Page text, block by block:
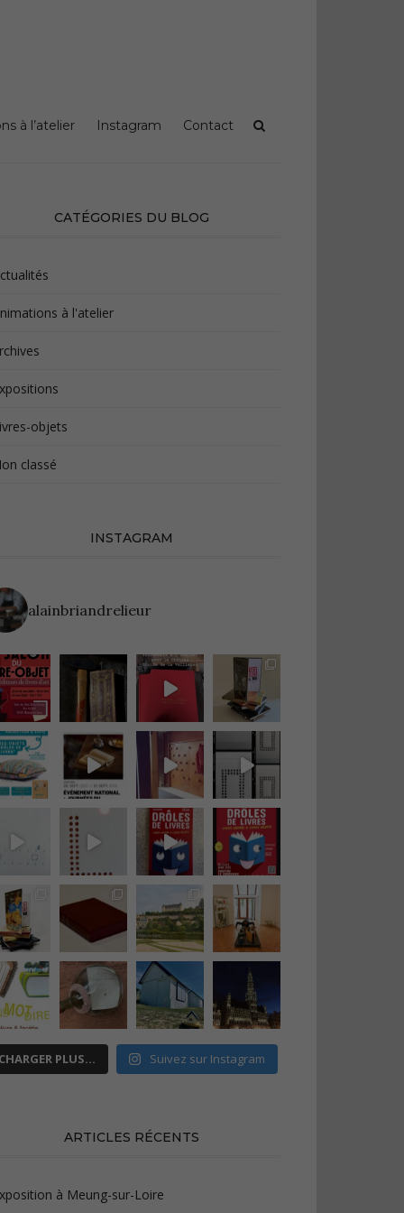
à l’atelier Instagram Contact
CATÉGORIES DU BLOG
à l'atelier
objets
classé
INSTAGRAM
alainbriandrelieur
CHARGER PLUS… Suivez sur Instagram
ARTICLES RÉCENTS
à Meung-sur-Loire